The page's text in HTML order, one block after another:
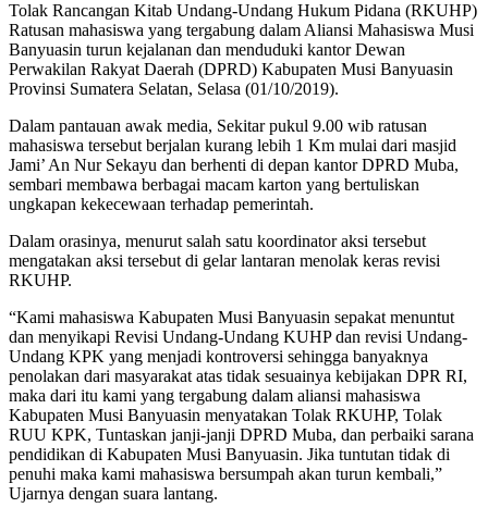
Tolak Rancangan Kitab Undang-Undang Hukum Pidana (RKUHP)
Ratusan mahasiswa yang tergabung dalam Aliansi Mahasiswa Musi
Banyuasin turun kejalanan dan menduduki kantor Dewan
Perwakilan Rakyat Daerah (DPRD) Kabupaten Musi Banyuasin
Provinsi Sumatera Selatan, Selasa (01/10/2019).
Dalam pantauan awak media, Sekitar pukul 9.00 wib ratusan
mahasiswa tersebut berjalan kurang lebih 1 Km mulai dari masjid
Jami’ An Nur Sekayu dan berhenti di depan kantor DPRD Muba,
sembari membawa berbagai macam karton yang bertuliskan
ungkapan kekecewaan terhadap pemerintah.
Dalam orasinya, menurut salah satu koordinator aksi tersebut
mengatakan aksi tersebut di gelar lantaran menolak keras revisi
RKUHP.
“Kami mahasiswa Kabupaten Musi Banyuasin sepakat menuntut
dan menyikapi Revisi Undang-Undang KUHP dan revisi Undang-
Undang KPK yang menjadi kontroversi sehingga banyaknya
penolakan dari masyarakat atas tidak sesuainya kebijakan DPR RI,
maka dari itu kami yang tergabung dalam aliansi mahasiswa
Kabupaten Musi Banyuasin menyatakan Tolak RKUHP, Tolak
RUU KPK, Tuntaskan janji-janji DPRD Muba, dan perbaiki sarana
pendidikan di Kabupaten Musi Banyuasin. Jika tuntutan tidak di
penuhi maka kami mahasiswa bersumpah akan turun kembali,”
Ujarnya dengan suara lantang.